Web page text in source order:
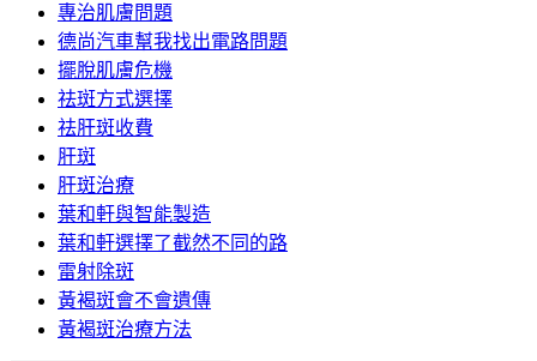
專治肌膚問題
德尚汽車幫我找出電路問題
擺脫肌膚危機
祛斑方式選擇
祛肝斑收費
肝斑
肝斑治療
葉和軒與智能製造
葉和軒選擇了截然不同的路
雷射除斑
黃褐斑會不會遺傳
黃褐斑治療方法